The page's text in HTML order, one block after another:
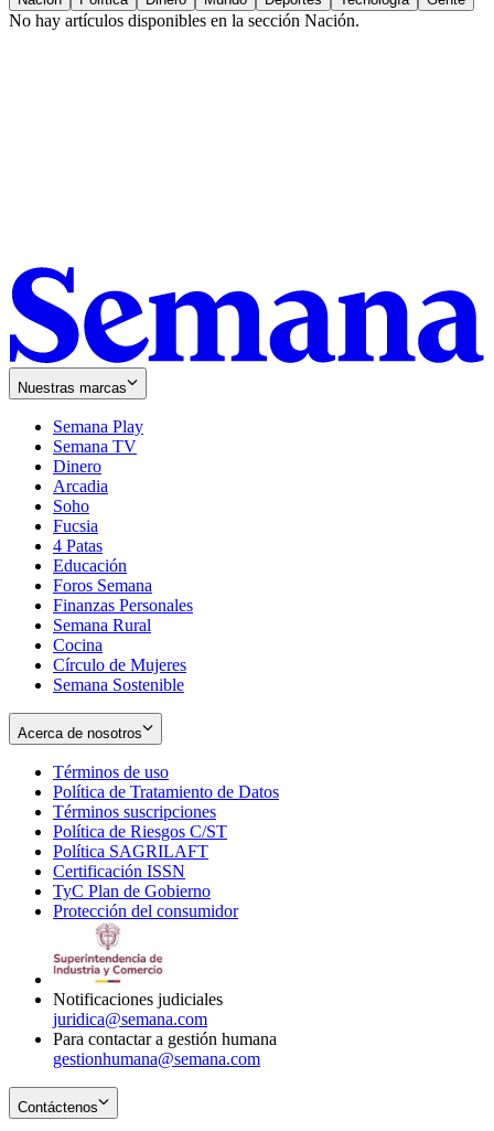
No hay artículos disponibles en la sección Nación.
Nuestras marcas
Semana Play
Semana TV
Dinero
Arcadia
Soho
in
new
window
Fucsia
in
new
window
4 Patas
Educación
Foros Semana
Finanzas Personales
Semana Rural
Cocina
Círculo de Mujeres
Semana Sostenible
Acerca de nosotros
Términos de uso
in
new
window
Política de Tratamiento de Datos
Términos suscripciones
in
Política de Riesgos C/ST
Política SAGRILAFT
new
window
Certificación ISSN
in
new
TyC Plan de Gobierno
in
Protección del consumidorOpens
Notificaciones judiciales
juridica@semana.com
Para contactar a gestión humana
gestionhumana@semana.com
Contáctenos